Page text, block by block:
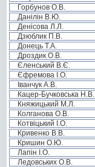
Горбунов О.В.
Данілін В.Ю.
Денісова Л.Л.
Дзюблик П.В.
Донець Т.А.
Дроздик О.В.
Єленський В.Є.
Єфремова І.О.
Іванчук А.В.
Кацер-Бучковська Н.В.
Княжицький М.Л.
Колганова О.В.
Котвіцький І.О.
Кривенко В.В.
Кришин О.Ю.
Лапін І.О.
Ледовських О.В.